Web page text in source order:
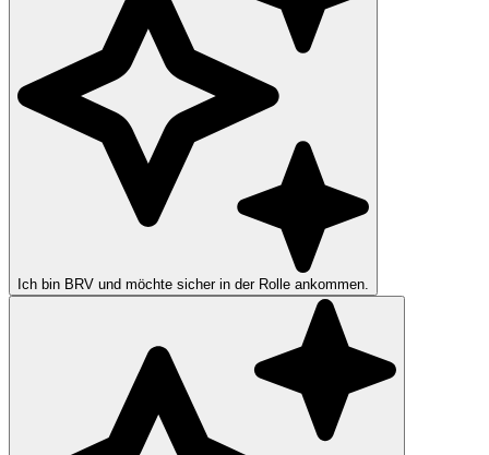
Ich bin BRV und möchte sicher in der Rolle ankommen.